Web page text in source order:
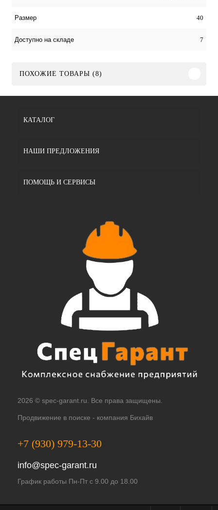
Размер 40
Доступно на складе 7
ПОХОЖИЕ ТОВАРЫ (8)
КАТАЛОГ
НАШИ ПРЕДЛОЖЕНИЯ
ПОМОЩЬ И СЕРВИСЫ
2026 © spec-garant.ru. Все права защищены.
Продвижение в поиске - компания Бихайв
+7 (930) 979-13-30
info@spec-garant.ru
График работы Пн-Пт с 9.00 до 18.00